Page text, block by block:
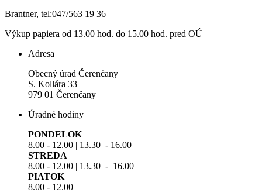
Brantner, tel:047/563 19 36
Výkup papiera od 13.00 hod. do 15.00 hod. pred OÚ
Adresa
Obecný úrad Čerenčany
S. Kollára 33
979 01 Čerenčany
Úradné hodiny
PONDELOK
8.00 - 12.00 | 13.30 - 16.00
STREDA
8.00 - 12.00 | 13.30 - 16.00
PIATOK
8.00 - 12.00